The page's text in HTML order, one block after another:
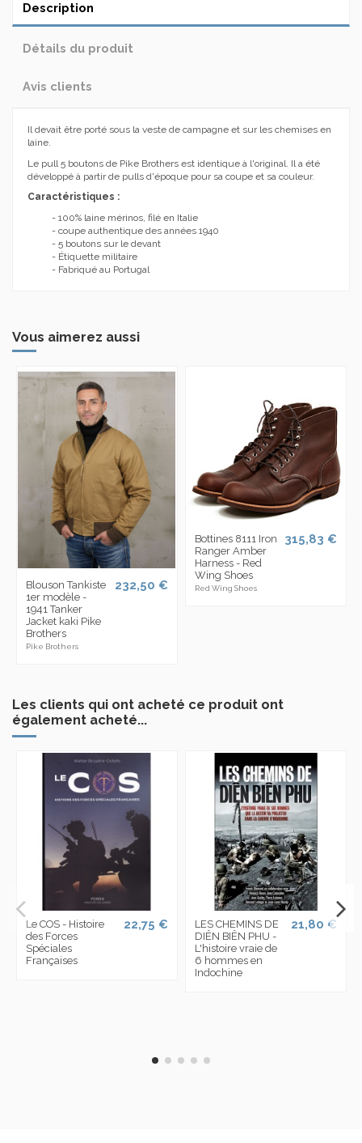
Description
Détails du produit
Avis clients
Il devait être porté sous la veste de campagne et sur les chemises en
laine.
Le pull 5 boutons de Pike Brothers est identique à l'original. Il a été
développé à partir de pulls d'époque pour sa coupe et sa couleur.
Caractéristiques :
- 100% laine mérinos, filé en Italie
- coupe authentique des années 1940
- 5 boutons sur le devant
- Étiquette militaire
- Fabriqué au Portugal
Vous aimerez aussi
Blouson Tankiste
1er modèle -
1941 Tanker
Jacket kaki Pike
Brothers
Pike Brothers
232,50 €
Bottines 8111 Iron
Ranger Amber
Harness - Red
Wing Shoes
Red Wing Shoes
315,83 €
Les clients qui ont acheté ce produit ont
également acheté...
Le COS - Histoire
des Forces
Spéciales
Françaises
22,75 €
LES CHEMINS DE
DIÊN BIÊN PHU -
L'histoire vraie de
6 hommes en
Indochine
21,80 €